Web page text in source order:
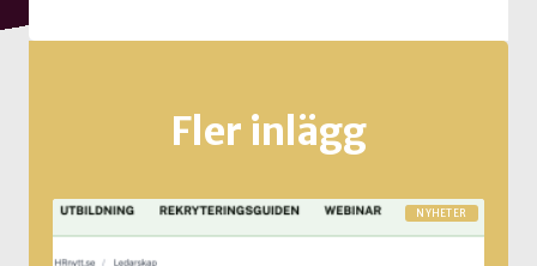
Fler inlägg
NYHETER